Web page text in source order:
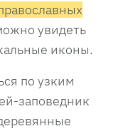
увидеть
иконы.
по узким
заповедник